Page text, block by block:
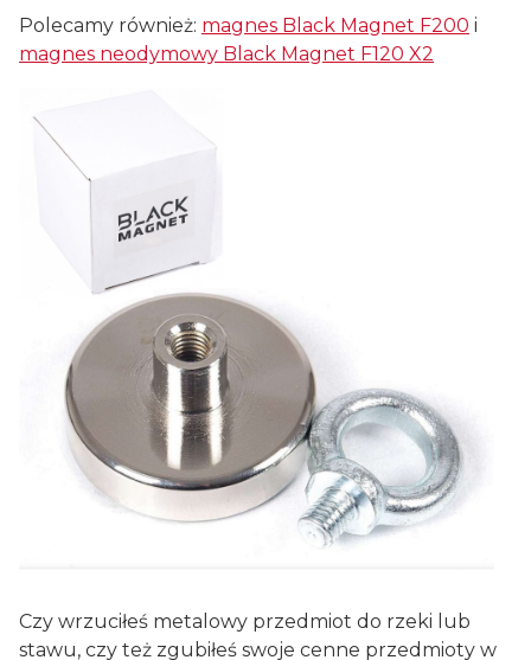
Polecamy również: magnes Black Magnet F200 i
magnes neodymowy Black Magnet F120 X2
Czy wrzuciłeś metalowy przedmiot do rzeki lub
stawu, czy też zgubiłeś swoje cenne przedmioty w